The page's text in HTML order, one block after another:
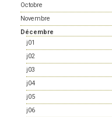
Octobre
Novembre
Décembre
j01
j02
j03
j04
j05
j06